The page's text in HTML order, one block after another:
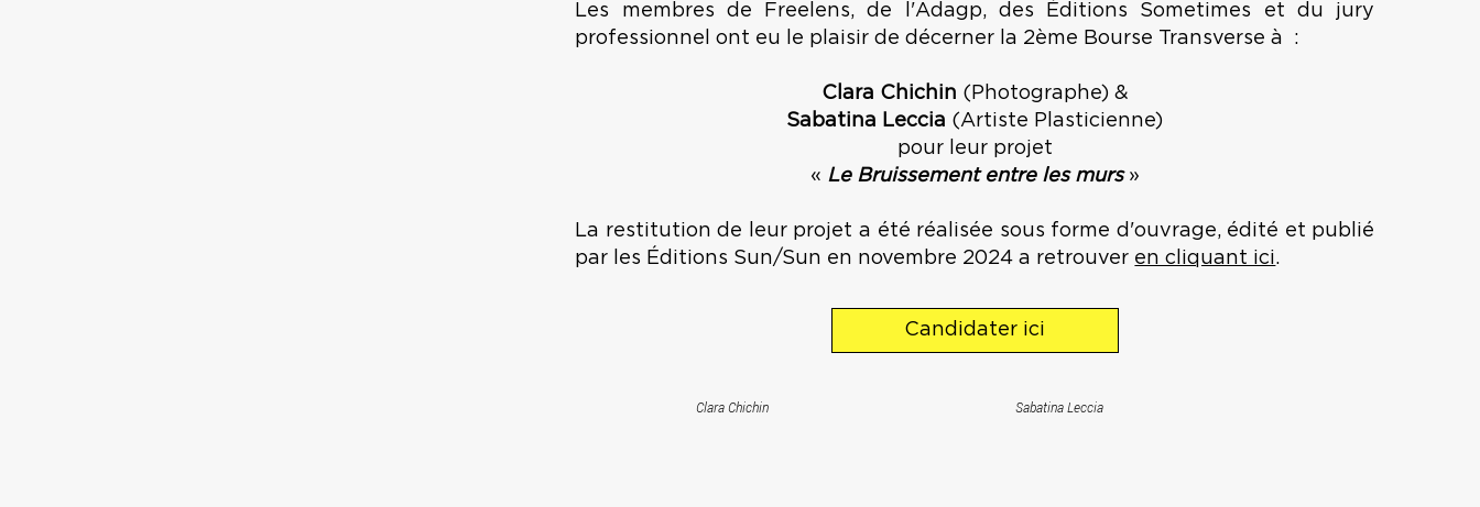
Les membres de Freelens, de l'Adagp, des Éditions Sometimes et du jury
professionnel ont eu le plaisir de décerner la 2ème Bourse Transverse à :
Clara Chichin (Photographe) &
Sabatina Leccia (Artiste Plasticienne)
pour leur projet
« Le Bruissement entre les murs»
La restitution de leur projet a été réalisée sous forme d'ouvrage, édité et publié
par les Éditions Sun/Sun en novembre 2024 a retrouver en cliquant ici.
Candidater ici
Clara Chichin Sabatina Leccia